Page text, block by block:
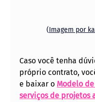
(Imagem por
Caso você tenha
próprio contrato,
e baixar o Modelo
serviços de projetos